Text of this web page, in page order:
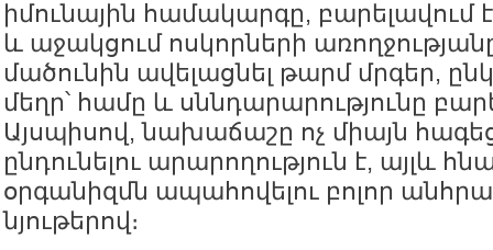
իմունային համակարգը, բարելավում
և աջակցում ոսկորների
մածունին ավելացնել թարմ մրգեր,
մեղր՝ համը և սննդարարությունը
Այսպիսով, նախաճաշը ոչ միայն
ընդունելու արարողություն է, այլև
օրգանիզմն ապահովելու բոլոր
նյութերով։